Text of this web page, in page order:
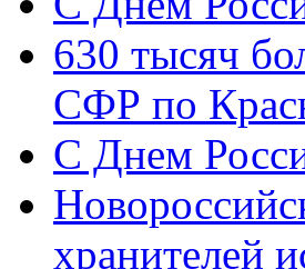
630 тысяч
СФР по
C Днем
хранителей